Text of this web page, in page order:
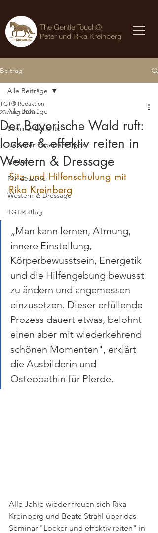
The Gentle Touch®
Peter und Rika Kreinberg
Beitrag
Alle Beiträge
Seminar-Berichte
Uelzener Experten-Tipps
Artikel
Pferdeszene
Western & Dressage
TGT® Blog
Alle Beiträge
Der Bayerische Wald ruft:
locker & effektiv reiten in
Western & Dressage
TGT® Redaktion
23. Aug. 2024
Sitz- und Hilfenschulung mit
Rika Kreinberg
„Man kann lernen, Atmung,
innere Einstellung,
Körperbewusstsein, Energetik
und die Hilfengebung bewusst
zu ändern und angemessen
einzusetzen. Dieser erfüllende
Prozess dauert etwas, belohnt
einen aber mit wiederkehrend
schönen Momenten", erklärt
die Ausbilderin und
Osteopathin für Pferde.
Alle Jahre wieder freuen sich Rika
Kreinberg und Beate Strahl über das
Seminar "Locker und effektiv reiten" in